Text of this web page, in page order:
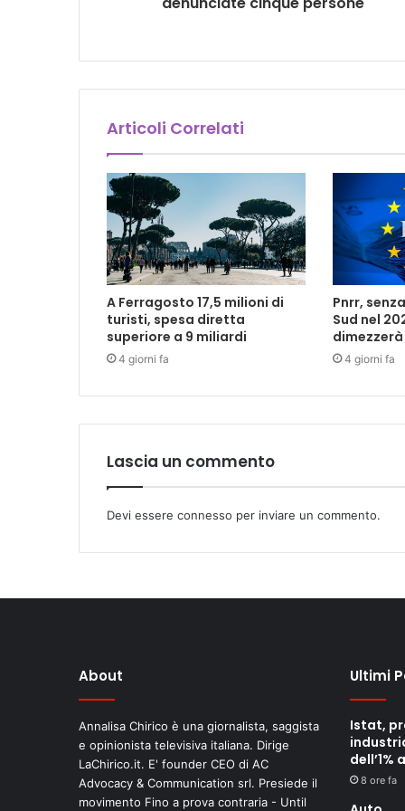
Articoli Correlati
A Ferragosto 17,5 milioni di
turisti, spesa diretta
superiore a 9 miliardi
4 giorni fa
Pnrr,
Sud nel
dimezzerà
4 giorni fa
Lascia un commento
Devi essere connesso per inviare un commento.
About
Annalisa Chirico è una giornalista, saggista
e opinionista televisiva italiana. Dirige
LaChirico.it. E' founder CEO di AC
Advocacy & Communication srl. Presiede il
movimento Fino a prova contraria - Until
Ultimi
Istat,
dell’1%
8 ore fa